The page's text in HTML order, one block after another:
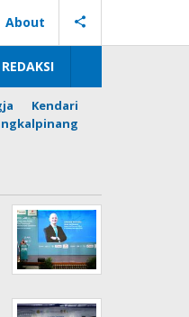
About
REDAKSI
Kendari